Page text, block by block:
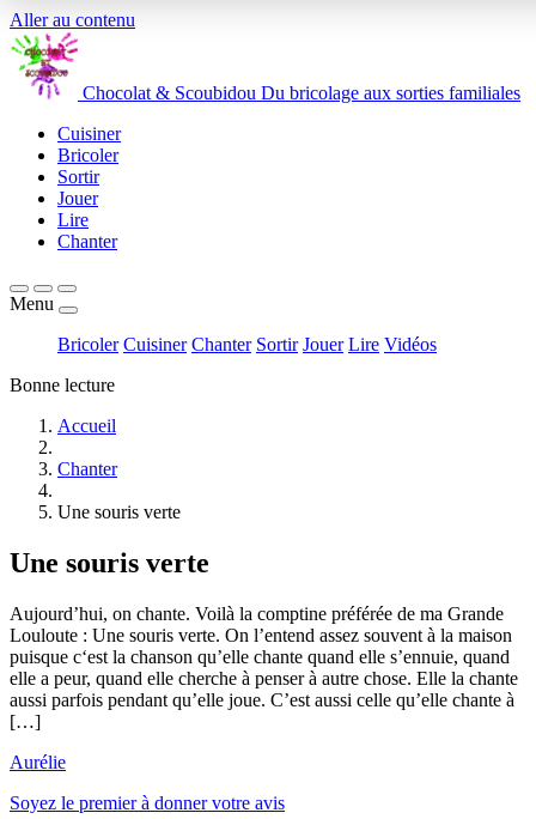
Aller au contenu
Chocolat & Scoubidou Du bricolage aux sorties familiales
Cuisiner
Bricoler
Sortir
Jouer
Lire
Chanter
Menu
Bricoler Cuisiner Chanter Sortir Jouer Lire Vidéos
Bonne lecture
Accueil
Chanter
Une souris verte
Une souris verte
Aujourd’hui, on chante. Voilà la comptine préférée de ma Grande
Louloute : Une souris verte. On l’entend assez souvent à la maison
puisque c‘est la chanson qu’elle chante quand elle s’ennuie, quand
elle a peur, quand elle cherche à penser à autre chose. Elle la chante
aussi parfois pendant qu’elle joue. C’est aussi celle qu’elle chante à
[…]
Aurélie
Soyez le premier à donner votre avis